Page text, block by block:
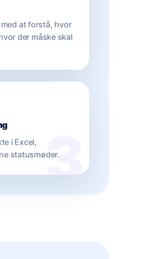
at forstå, hvor
der måske skal
i Excel,
statusmøder.